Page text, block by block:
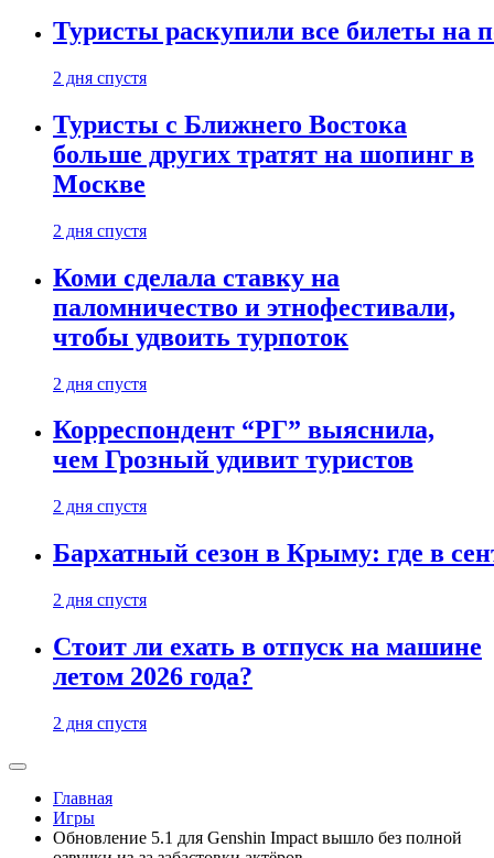
Туристы раскупили все билеты на
2 дня спустя
Туристы с Ближнего Востока
больше других тратят на шопинг в
Москве
2 дня спустя
Коми сделала ставку на
паломничество и этнофестивали,
чтобы удвоить турпоток
2 дня спустя
Корреспондент “РГ” выяснила,
чем Грозный удивит туристов
2 дня спустя
Бархатный сезон в Крыму: где в
2 дня спустя
Стоит ли ехать в отпуск на машине
летом 2026 года?
2 дня спустя
Главная
Игры
Обновление 5.1 для Genshin Impact вышло без полной